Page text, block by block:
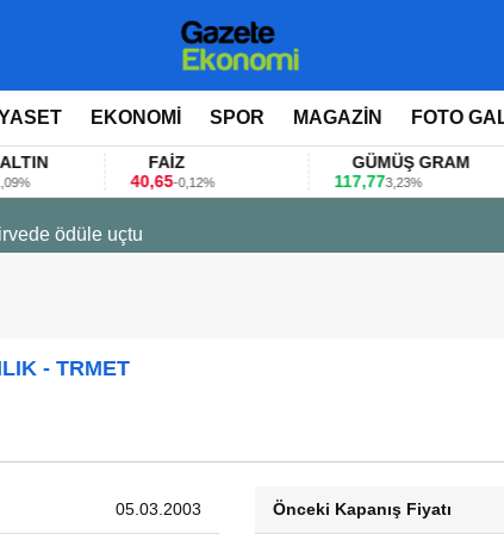
EKONOMİ SPOR MAGAZİN FOTO
40,65-0,12%
GÜMÜŞ GRAM
117,773,23%
ödüle uçtu
- TRMET
05.03.2003 Önceki Kapanış Fiyatı